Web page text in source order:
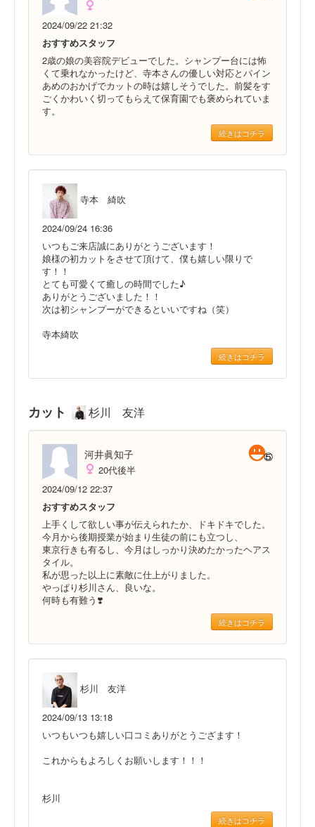
2024/09/22 21:32
おすすめスタッフ
2歳の娘の美容院デビューでした。シャンプー台には怖
くて乗れなかったけど、寺本さんの優しい対応とパイン
あめのおかげでカットの時は嬉しそうでした。前髪をす
ごくかわいく切ってもらえて保育園でも褒められていま
す。
続きはコチラ
寺本 綺吹
2024/09/24 16:36
いつもご来店誠にありがとうございます！
娘様の初カットをさせて頂けて、僕も嬉しい限りで
す！！
とても可愛くて癒しの時間でした♪
ありがとうございました！！
次は初シャンプーができるといいですね（笑）
寺本綺吹
続きはコチラ
カット 杉川 友洋
河井眞知子
20代後半
2024/09/12 22:37
おすすめスタッフ
上手くして欲しい事が伝えられたか、ドキドキでした。
今月から後期授業が始まり生徒の前にも立つし、
東京行きも有るし、今月はしっかり決めたかったヘアス
タイル。
私が思った以上に素敵に仕上がりました。
やっぱり杉川さん、良いな。
何時も有難う❣️
続きはコチラ
杉川 友洋
2024/09/13 13:18
いつもいつも嬉しい口コミありがとうござます！
これからもよろしくお願いします！！！
杉川
続きはコチラ